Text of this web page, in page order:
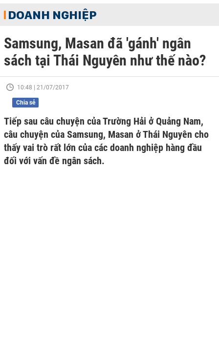
DOANH NGHIỆP
Samsung, Masan đã 'gánh' ngân
sách tại Thái Nguyên như thế nào?
10:48 | 21/07/2017
Chia sẻ
Tiếp sau câu chuyện của Trường Hải ở Quảng Nam,
câu chuyện của Samsung, Masan ở Thái Nguyên cho
thấy vai trò rất lớn của các doanh nghiệp hàng đầu
đối với vấn đề ngân sách.